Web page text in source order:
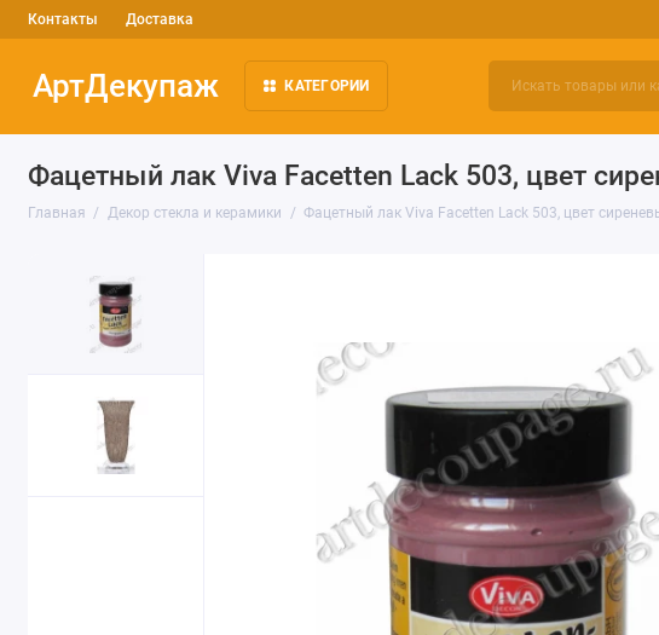
Контакты Доставка
АртДекупаж КАТЕГОРИИ
Фацетный лак Viva Facetten Lack 503, цвет
Главная Декор стекла и керамики Фацетный лак Viva Facetten Lack 503, цвет